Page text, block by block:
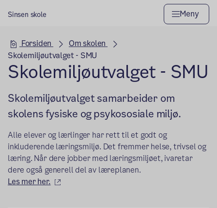
Sinsen skole Meny
Hovedseksjon
Forsiden
Om skolen
Skolemiljøutvalget - SMU
Skolemiljøutvalget - SMU
Skolemiljøutvalget samarbeider om
skolens fysiske og psykososiale miljø.
Alle elever og lærlinger har rett til et godt og
inkluderende læringsmiljø. Det fremmer helse, trivsel og
læring. Når dere jobber med læringsmiljøet, ivaretar
dere også generell del av læreplanen.
Les mer her.
(ekstern lenke)